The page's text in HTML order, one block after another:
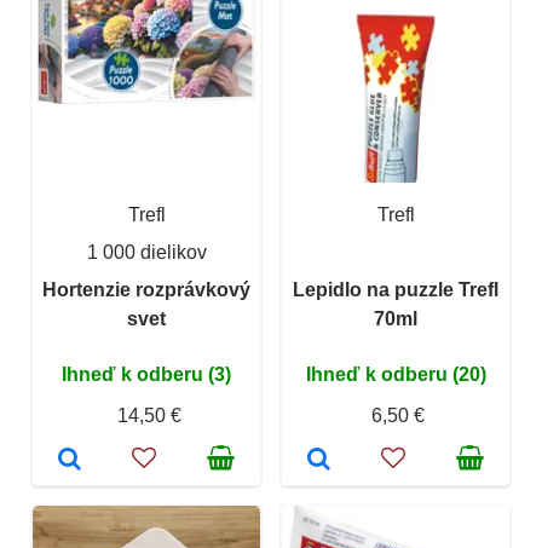
Trefl
1 000 dielikov
Hortenzie rozprávkový
svet
Ihneď k odberu (3)
14,50 €
Trefl
Lepidlo na puzzle Trefl
70ml
Ihneď k odberu (20)
6,50 €